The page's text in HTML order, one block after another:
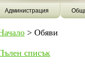
Администрация
> Обяви
списък